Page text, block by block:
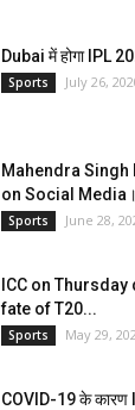
Dubai में होगा IPL
Sports July 26,
Mahendra Singh
on Social Media।
Sports June 28,
ICC on
fate of T20...
Sports May 29,
COVID-19 के कारण